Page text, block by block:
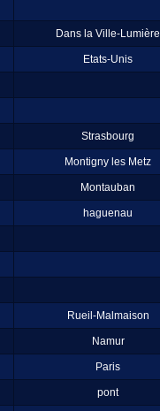
Dans la Ville-Lumière
Etats-Unis
Strasbourg
Montigny les Metz
Montauban
haguenau
Rueil-Malmaison
Namur
Paris
pont